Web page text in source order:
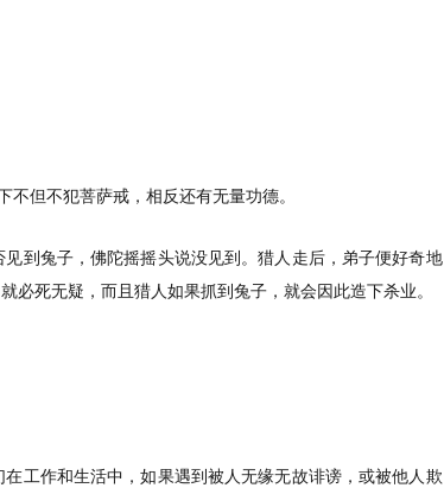
但不犯菩萨戒，相反还有无量功德。
到兔子，佛陀摇摇头说没见到。猎人走后，弟子便好奇地
死无疑，而且猎人如果抓到兔子，就会因此造下杀业。
工作和生活中，如果遇到被人无缘无故诽谤，或被他人欺